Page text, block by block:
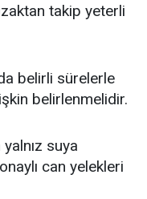
takip yeterli
belirli sürelerle
belirlenmelidir.
suya
can yelekleri